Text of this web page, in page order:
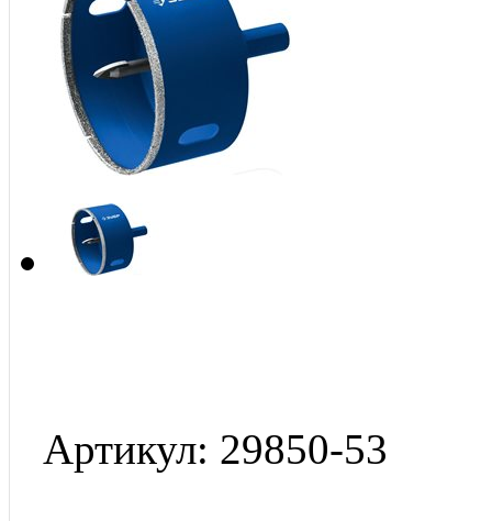
Артикул: 29850-53